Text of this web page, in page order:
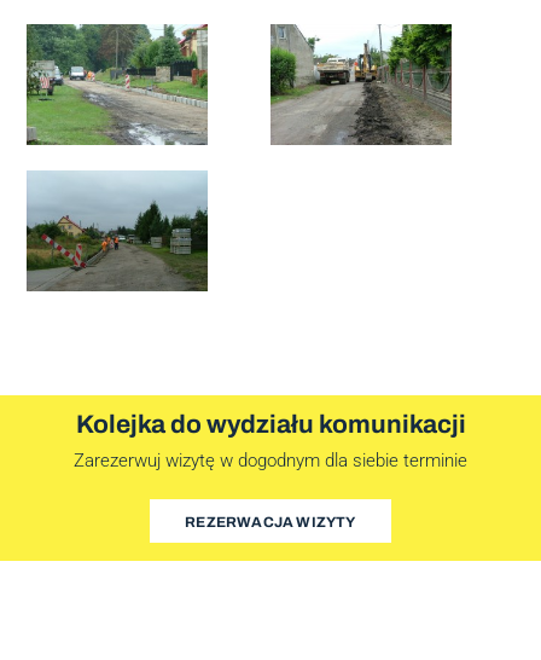
Kolejka do wydziału komunikacji
Zarezerwuj wizytę w dogodnym dla siebie terminie
REZERWACJA WIZYTY